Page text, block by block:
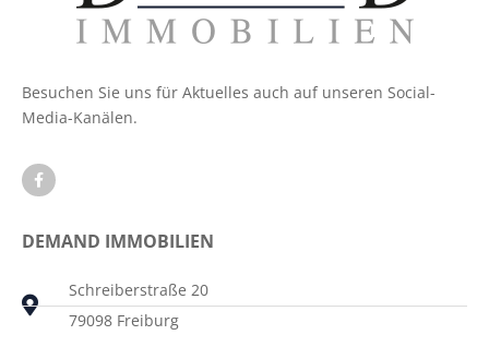
Besuchen Sie uns für Aktuelles auch auf unseren Social-
Media-Kanälen.
DEMAND IMMOBILIEN
Schreiberstraße 20
79098 Freiburg